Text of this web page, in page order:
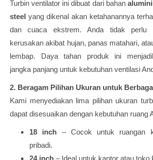
Turbin ventilator ini dibuat dari bahan
steel yang dikenal akan ketahanannya
dan cuaca ekstrem. Anda tidak perlu
kerusakan akibat hujan, panas matahari,
lembap. Daya tahan produk ini
jangka panjang untuk kebutuhan ventilasi
2. Beragam Pilihan Ukuran untuk
Kami menyediakan lima pilihan ukuran
dapat disesuaikan dengan kebutuhan ruang
18 inch – Cocok untuk ruangan
pribadi.
24 inch – Ideal untuk kantor atau toko